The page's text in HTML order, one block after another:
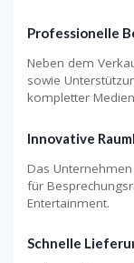
Professionelle
Neben dem
sowie
kompletter
Innovative
Das
für
Entertainment.
Schnelle